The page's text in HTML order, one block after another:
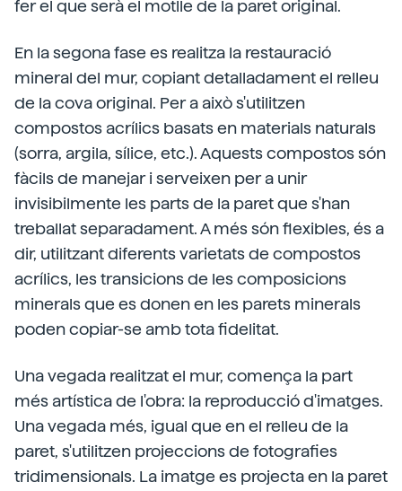
fer el que serà el motlle de la paret original.
En la segona fase es realitza la restauració
mineral del mur, copiant detalladament el relleu
de la cova original. Per a això s'utilitzen
compostos acrílics basats en materials naturals
(sorra, argila, sílice, etc.). Aquests compostos són
fàcils de manejar i serveixen per a unir
invisibilmente les parts de la paret que s'han
treballat separadament. A més són flexibles, és a
dir, utilitzant diferents varietats de compostos
acrílics, les transicions de les composicions
minerals que es donen en les parets minerals
poden copiar-se amb tota fidelitat.
Una vegada realitzat el mur, comença la part
més artística de l'obra: la reproducció d'imatges.
Una vegada més, igual que en el relleu de la
paret, s'utilitzen projeccions de fotografies
tridimensionals. La imatge es projecta en la paret